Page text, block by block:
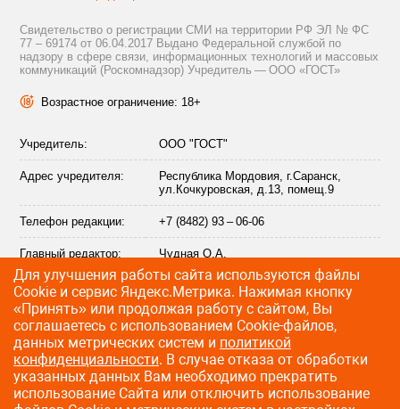
Свидетельство о регистрации СМИ на территории РФ ЭЛ № ФС
77 – 69174 от 06.04.2017 Выдано Федеральной службой по
надзору в сфере связи, информационных технологий и массовых
коммуникаций (Роскомнадзор) Учредитель — ООО «ГОСТ»
Возрастное ограничение: 18+
Учредитель: ООО "ГОСТ"
Адрес учредителя:
Республика Мордовия, г.Саранск,
ул.Кочкуровская, д.13, помещ.9
Телефон редакции: +7 (8482) 93 – 06-06
Главный редактор: Чудная О.А.
Адрес электронной
почты редакции:
info@citytraffic.ru
©2009—2026 CityTraffic — все права защищены
Разработка сайта:Лайт Информ
Для улучшения работы сайта используются файлы
Сookie и сервис Яндекс.Метрика. Нажимая кнопку
«Принять» или продолжая работу с сайтом, Вы
соглашаетесь с использованием Cookie-файлов,
данных метрических систем и политикой
конфиденциальности. В случае отказа от обработки
указанных данных Вам необходимо прекратить
использование Сайта или отключить использование